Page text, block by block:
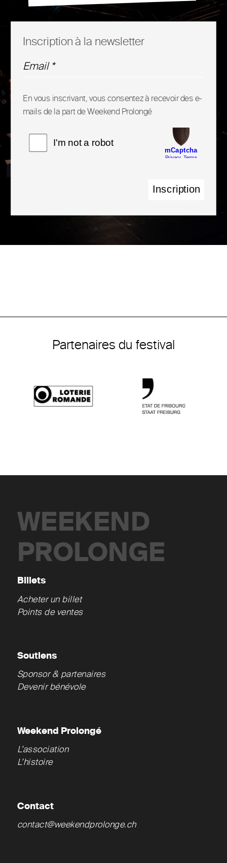
Inscription à la newsletter
En vous inscrivant, vous consentez à recevoir des e-
mails de la part de Weekend Prolongé
Partenaires du festival
WEEKEND
PROLONGE
Billets
Acheter un billet
Points de ventes
Soutiens
Sponsor & partenaires
Devenir bénévole
Weekend Prolongé
L’association
L’histoire
Contact
contact@weekendprolonge.ch